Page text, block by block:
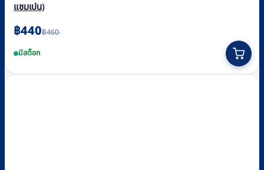
แชมเปน)
฿460
Original
price
was:
฿460.
฿440
Current
price
is:
฿440.
มีสต็อก
This
product
has